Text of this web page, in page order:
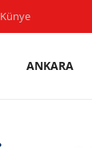
Künye
ANKARA